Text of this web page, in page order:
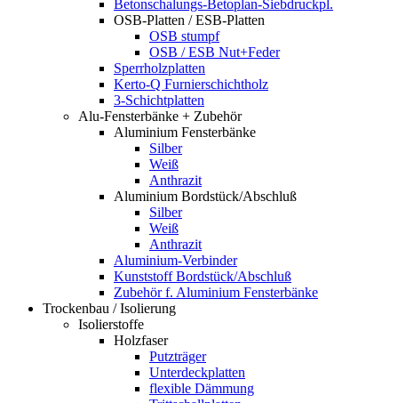
Betonschalungs-Betoplan-Siebdruckpl.
OSB-Platten / ESB-Platten
OSB stumpf
OSB / ESB Nut+Feder
Sperrholzplatten
Kerto-Q Furnierschichtholz
3-Schichtplatten
Alu-Fensterbänke + Zubehör
Aluminium Fensterbänke
Silber
Weiß
Anthrazit
Aluminium Bordstück/Abschluß
Silber
Weiß
Anthrazit
Aluminium-Verbinder
Kunststoff Bordstück/Abschluß
Zubehör f. Aluminium Fensterbänke
Trockenbau / Isolierung
Isolierstoffe
Holzfaser
Putzträger
Unterdeckplatten
flexible Dämmung